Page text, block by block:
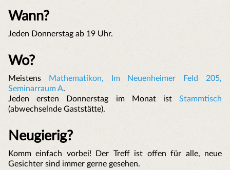
Wann?
Jeden Donnerstag ab 19 Uhr.
Wo?
Meistens
Mathematikon, Im Neuenheimer Feld 205,
Seminarraum A.
Jeden ersten Donnerstag im Monat ist Stammtisch
(abwechselnde Gaststätte).
Neugierig?
Komm einfach vorbei! Der Treff ist offen für alle, neue
Gesichter sind immer gerne gesehen.